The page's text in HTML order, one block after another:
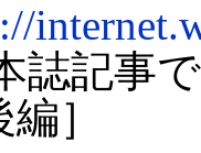
記事で
編］